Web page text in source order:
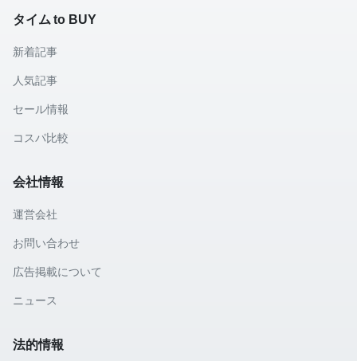
タイム to BUY
新着記事
人気記事
セール情報
コスパ比較
会社情報
運営会社
お問い合わせ
広告掲載について
ニュース
法的情報